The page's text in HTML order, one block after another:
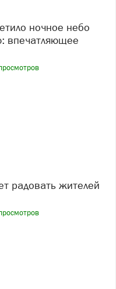
впечатляющее